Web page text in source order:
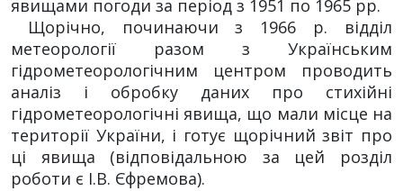
явищами погоди за період з 1951 по 1965 рр.
Щорічно, починаючи з 1966 р. відділ
метеорології разом з Українським
гідрометеорологічним центром проводить
аналіз і обробку даних про стихійні
гідрометеорологічні явища, що мали місце на
території України, і готує щорічний звіт про
ці явища (відповідальною за цей розділ
роботи є І.В. Єфремова).